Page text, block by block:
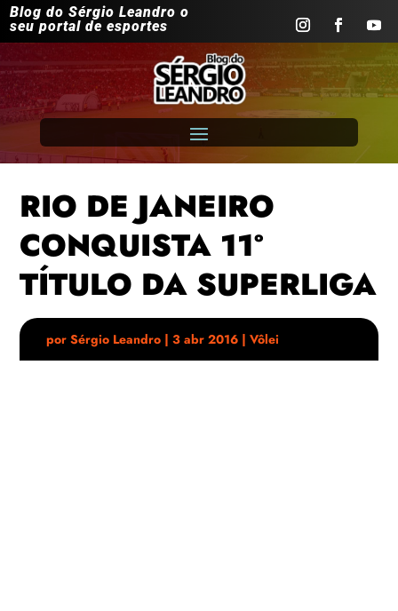
Blog do Sérgio Leandro o
seu portal de esportes
RIO DE JANEIRO
CONQUISTA 11º
TÍTULO DA SUPERLIGA
porSérgio Leandro |3 abr 2016 |Vôlei